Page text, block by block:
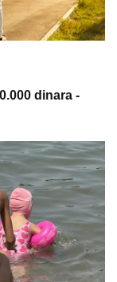
dinara -